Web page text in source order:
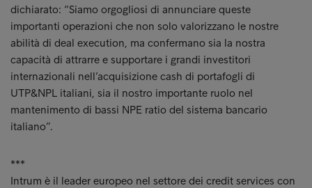
dichiarato: “Siamo orgogliosi di annunciare queste
importanti operazioni che non solo valorizzano le nostre
abilità di deal execution, ma confermano sia la nostra
capacità di attrarre e supportare i grandi investitori
internazionali nell’acquisizione cash di portafogli di
UTP&NPL italiani, sia il nostro importante ruolo nel
mantenimento di bassi NPE ratio del sistema bancario
italiano”.
***
Intrum è il leader europeo nel settore dei credit services con